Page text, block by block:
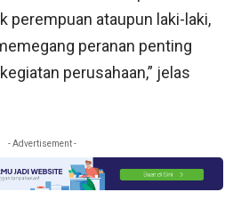
perempuan ataupun laki-laki,
peranan penting
perusahaan,” jelas
- Advertisement -